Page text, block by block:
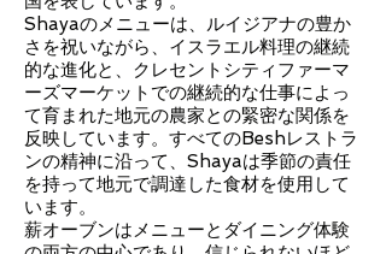
Shayaのメニューは、ルイジアナの豊か
さを祝いながら、イスラエル料理の継続
的な進化と、クレセントシティファーマ
ーズマーケットでの継続的な仕事によっ
て育まれた地元の農家との緊密な関係を
反映しています。すべてのBeshレストラ
ンの精神に沿って、Shayaは季節の責任
を持って地元で調達した食材を使用して
います。
薪オーブンはメニューとダイニング体験